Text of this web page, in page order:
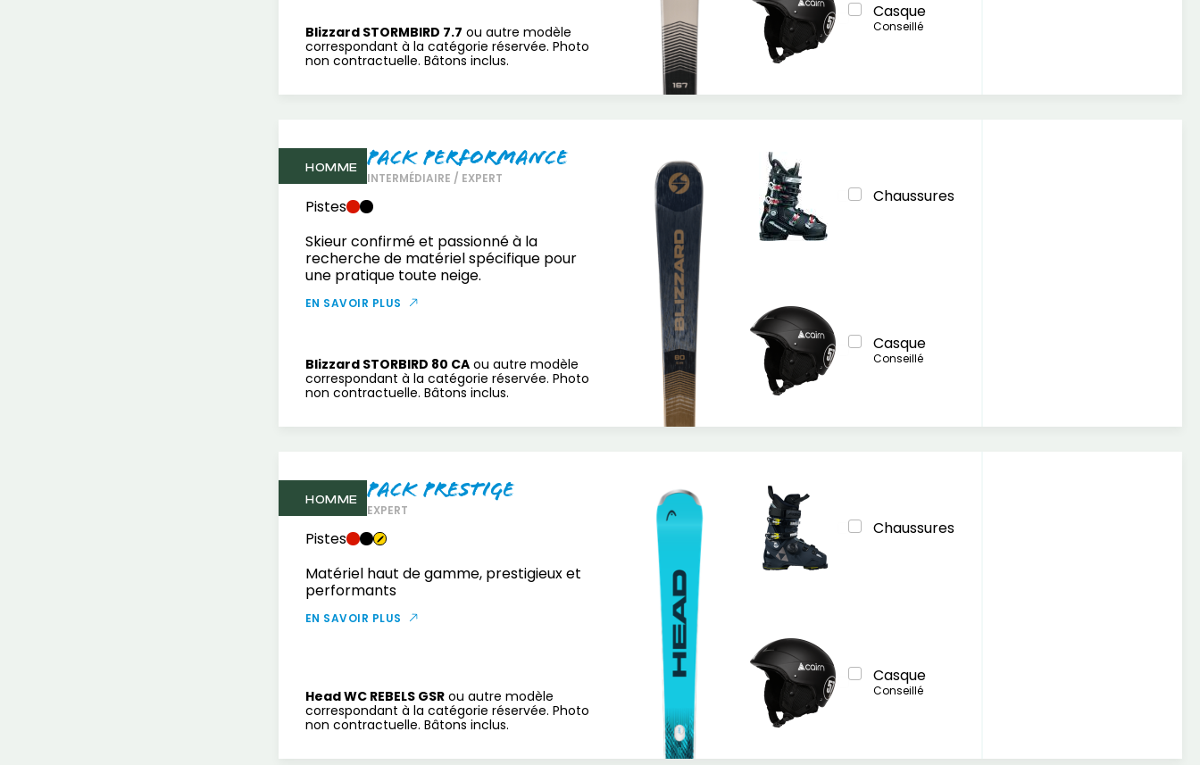
Blizzard STORMBIRD 7.7 ou autre modèle
correspondant à la catégorie réservée. Photo
non contractuelle. Bâtons inclus.
Casque
Conseillé
HOMME Pack Performance
INTERMÉDIAIRE / EXPERT
Pistes
Skieur confirmé et passionné à la
recherche de matériel spécifique pour
une pratique toute neige.
EN SAVOIR PLUS
Blizzard STORBIRD 80 CA ou autre modèle
correspondant à la catégorie réservée. Photo
non contractuelle. Bâtons inclus.
Chaussures
Casque
Conseillé
HOMME Pack Prestige
EXPERT
Pistes
Matériel haut de gamme, prestigieux et
performants
EN SAVOIR PLUS
Head WC REBELS GSR ou autre modèle
correspondant à la catégorie réservée. Photo
non contractuelle. Bâtons inclus.
Chaussures
Casque
Conseillé